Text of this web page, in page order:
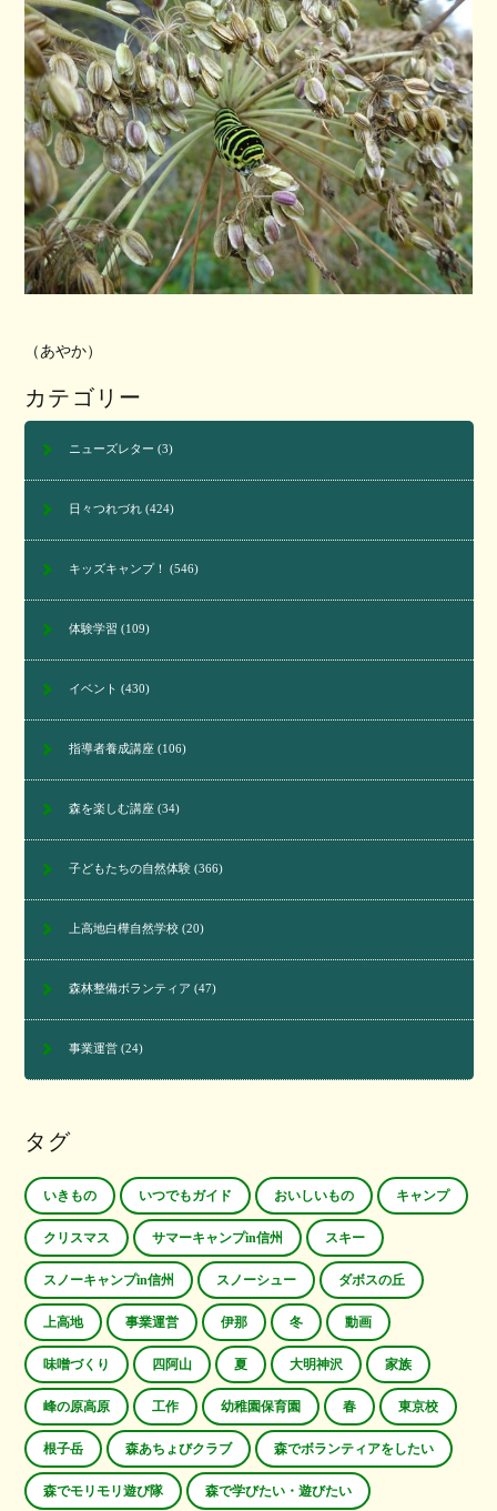
（あやか）
カテゴリー
ニューズレター (3)
日々つれづれ(424)
キッズキャンプ！ (546)
体験学習 (109)
イベント (430)
指導者養成講座(106)
森を楽しむ講座(34)
子どもたちの自然体験(366)
上高地白樺自然学校(20)
森林整備ボランティア (47)
事業運営(24)
タグ
いきもの いつでもガイド おいしいもの キャンプ
クリスマス サマーキャンプin信州 スキー
スノーキャンプin信州 スノーシュー ダボスの丘
上高地 事業運営 伊那 冬 動画
味噌づくり 四阿山 夏 大明神沢 家族
峰の原高原 工作 幼稚園保育園 春 東京校
根子岳 森あちょびクラブ 森でボランティアをしたい
森でモリモリ遊び隊 森で学びたい・遊びたい